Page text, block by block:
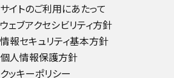
サイトのご利用にあたって
ウェブアクセシビリティ方針
情報セキュリティ基本方針
個人情報保護方針
クッキーポリシー